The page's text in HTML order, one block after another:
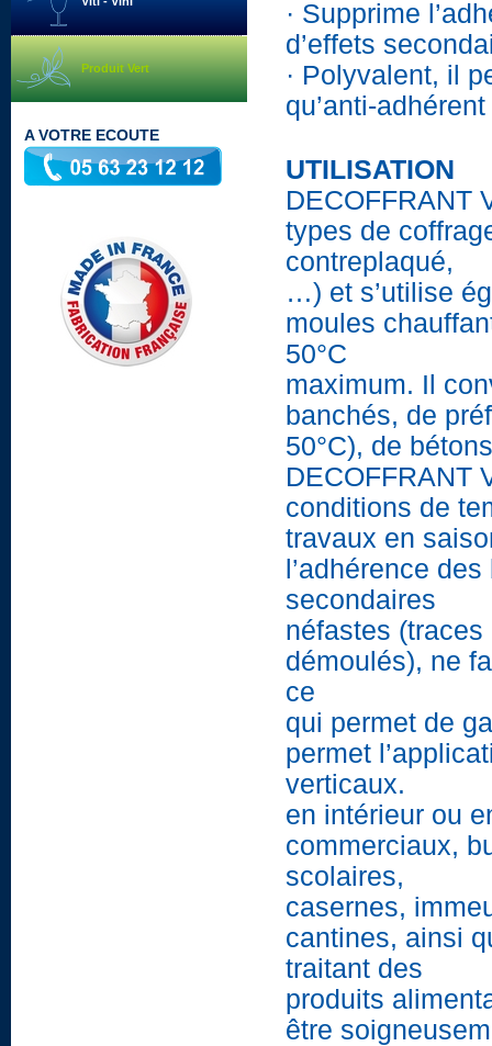
Produit Vert
A VOTRE ECOUTE
· Supprime
d’effets
· Polyvalent, il
qu’anti-
UTILISATION
DECOFFRANT
types de
contreplaqué,
…) et s’utilise
moules
50°C
maximum. Il
banchés, de
50°C), de
DECOFFRANT
conditions de
travaux en
l’adhérence
secondaires
néfastes
démoulés), ne
ce
qui permet de
permet
verticaux.
en intérieur ou
commerciaux,
scolaires,
casernes,
cantines, ainsi
traitant des
produits
être